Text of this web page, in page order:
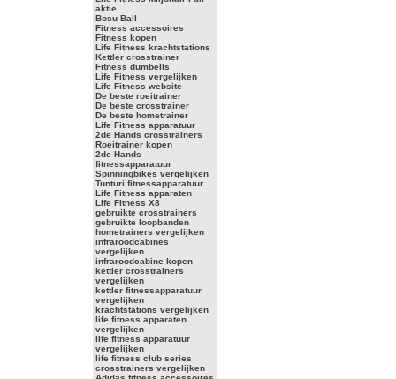
aktie
Bosu Ball
Fitness accessoires
Fitness kopen
Life Fitness krachtstations
Kettler crosstrainer
Fitness dumbells
Life Fitness vergelijken
Life Fitness website
De beste roeitrainer
De beste crosstrainer
De beste hometrainer
Life Fitness apparatuur
2de Hands crosstrainers
Roeitrainer kopen
2de Hands
fitnessapparatuur
Spinningbikes vergelijken
Tunturi fitnessapparatuur
Life Fitness apparaten
Life Fitness X8
gebruikte crosstrainers
gebruikte loopbanden
hometrainers vergelijken
infraroodcabines
vergelijken
infraroodcabine kopen
kettler crosstrainers
vergelijken
kettler fitnessapparatuur
vergelijken
krachtstations vergelijken
life fitness apparaten
vergelijken
life fitness apparatuur
vergelijken
life fitness club series
crosstrainers vergelijken